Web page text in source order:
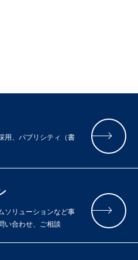
用、パブリシティ（書
ソリューションなど事
い合わせ、ご相談